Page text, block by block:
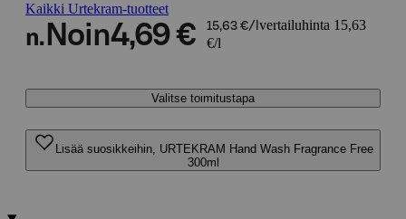
Kaikki Urtekram-tuotteet
n. Noin4,69 € 15,63 €/l vertailuhinta 15,63
€/l
Valitse toimitustapa
Lisää suosikkeihin, URTEKRAM Hand Wash Fragrance Free
300ml